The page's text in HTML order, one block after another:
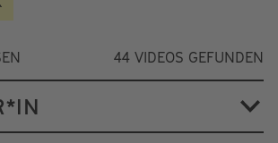
44 VIDEOS GEFUNDEN